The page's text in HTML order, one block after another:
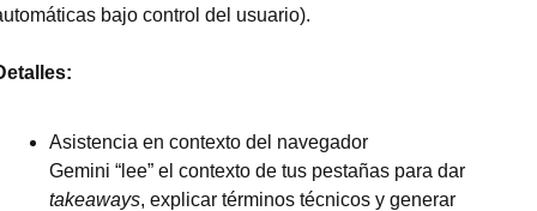
bajo control del usuario).
Asistencia en contexto del navegador
takeaways, explicar términos técnicos y generar